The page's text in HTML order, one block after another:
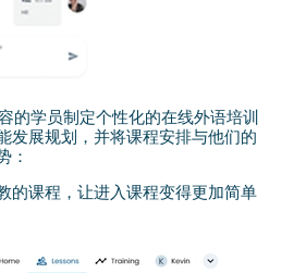
的学员制定个性化的在线外语培训
发展规划，并将课程安排与他们的
：
的课程，让进入课程变得更加简单